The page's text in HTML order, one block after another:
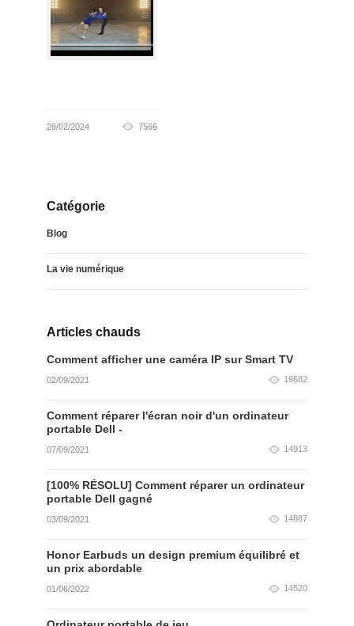
28/02/2024 7566
Catégorie
Blog
La vie numérique
Articles chauds
Comment afficher une caméra IP sur Smart TV
02/09/2021 19682
Comment réparer l'écran noir d'un ordinateur
portable Dell -
07/09/2021 14913
[100% RÉSOLU] Comment réparer un ordinateur
portable Dell gagné
03/09/2021 14887
Honor Earbuds un design premium équilibré et
un prix abordable
01/06/2022 14520